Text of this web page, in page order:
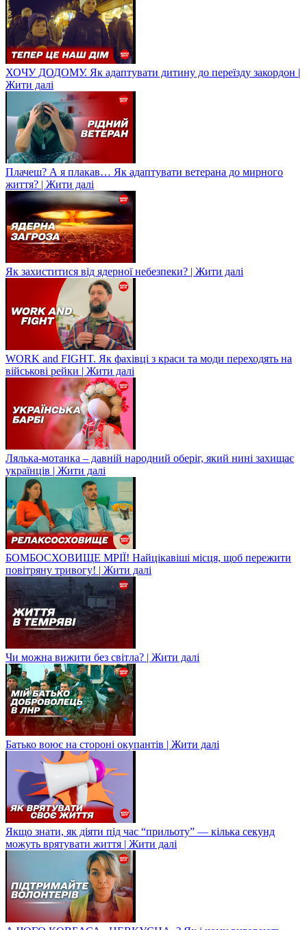
ХОЧУ ДОДОМУ. Як адаптувати дитину до переїзду закордон |
Жити далі
Плачеш? А я плакав… Як адаптувати ветерана до мирного
життя? | Жити далі
Як захиститися від ядерної небезпеки? | Жити далі
WORK and FIGHT. Як фахівці з краси та моди переходять на
військові рейки | Жити далі
Лялька-мотанка – давній народний оберіг, який нині захищає
українців | Жити далі
БОМБОСХОВИЩЕ МРІЇ! Найцікавіші місця, щоб пережити
повітряну тривогу! | Жити далі
Чи можна вижити без світла? | Жити далі
Батько воює на стороні окупантів | Жити далі
Якщо знати, як діяти під час “прильоту” — кілька секунд
можуть врятувати життя | Жити далі